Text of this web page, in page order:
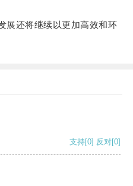
还将继续以更加高效和环
支持[0] 反对[0]